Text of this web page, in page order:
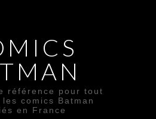
référence pour tout
comics Batman
en France